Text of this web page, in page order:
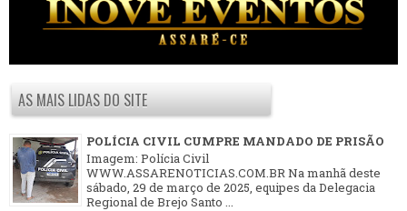
AS MAIS LIDAS DO SITE
POLÍCIA CIVIL CUMPRE MANDADO DE PRISÃO
Imagem: Polícia Civil
WWW.ASSARENOTICIAS.COM.BR Na manhã deste
sábado, 29 de março de 2025, equipes da Delegacia
Regional de Brejo Santo ...